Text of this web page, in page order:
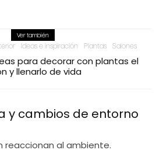
Ver también
Ideas e inspiración Plantas Salones
para decorar con plantas el
y llenarlo de vida
y cambios de entorno
reaccionan al ambiente.